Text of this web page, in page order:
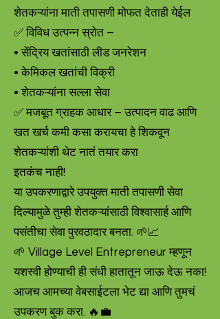
शेतकऱ्यांना माती तपासणी मोफत देताही येईल
✅ विविध उत्पन्न स्रोत –
• सेंद्रिय खतांसाठी लीड जनरेशन
• केमिकल खतांची विक्री
• शेतकऱ्यांना सल्ला सेवा
✅ मजबूत ग्राहक आधार – उत्पादन वाढ आणि
खत खर्च कमी कसा करायचा हे शिकवून
शेतकऱ्यांशी थेट नातं तयार करा
इतकंच नाही!
या उपकरणाद्वारे उपयुक्त माती तपासणी सेवा
दिल्यामुळे तुम्ही शेतकऱ्यांसाठी विश्वासार्ह आणि
पसंतीचा सेवा पुरवठादार बनता. 🌱📈
🌱 Village Level Entrepreneur म्हणून
यशस्वी होण्याची ही संधी हातातून जाऊ देऊ नका!
आजच आमच्या वेबसाईटला भेट द्या आणि तुमचं
उपकरण बुक करा. 🔥💼